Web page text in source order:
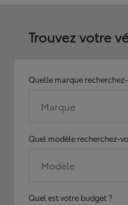
Trouvez votre
Quelle marque
Marque
Quel modèle recherchez-
Modèle
Quel est votre budget ?